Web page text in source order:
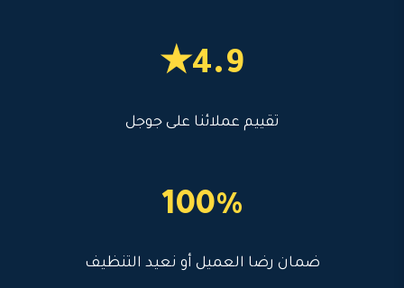
4.9★
تقييم عملائنا على جوجل
100%
ضمان رضا العميل أو نعيد التنظيف